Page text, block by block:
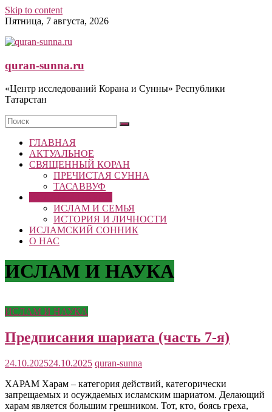
Skip to content
Пятница, 7 августа, 2026
quran-sunna.ru
«Центр исследований Корана и Сунны» Республики
Татарстан
ГЛАВНАЯ
АКТУАЛЬНОЕ
СВЯЩЕННЫЙ КОРАН
ПРЕЧИСТАЯ СУННА
ТАСАВВУФ
ИСЛАМ И СЕМЬЯ
ИСТОРИЯ И ЛИЧНОСТИ
ИСЛАМСКИЙ СОННИК
О НАС
ИСЛАМ И НАУКА
ИСЛАМ И НАУКА
Предписания шариата (часть 7-я)
24.10.202524.10.2025 quran-sunna
ХАРАМ Харам – категория действий, категорически
запрещаемых и осуждаемых исламским шариатом. Делающий
харам является большим грешником. Тот, кто, боясь греха,